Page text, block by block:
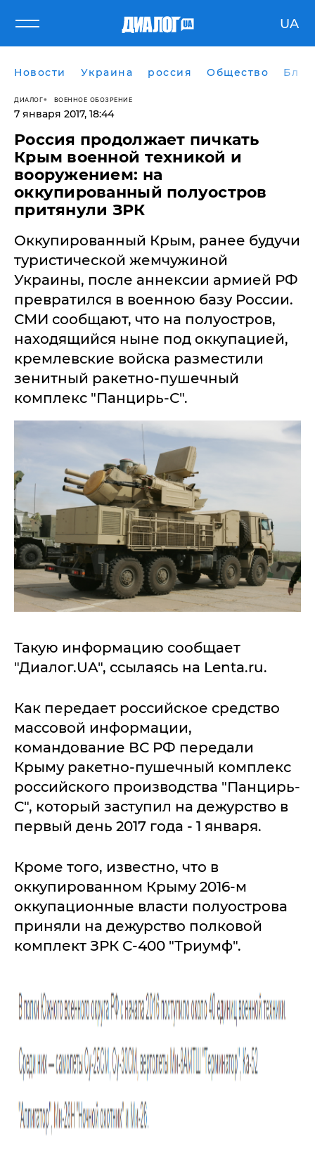
UA
Новости Украина россия Общество
ДИАЛОГ ВОЕННОЕ ОБОЗРЕНИЕ
7 января 2017, 18:44
Россия продолжает пичкать
Крым военной техникой и
вооружением: на
оккупированный полуостров
притянули ЗРК
Оккупированный Крым, ранее будучи
туристической жемчужиной
Украины, после аннексии армией РФ
превратился в военною базу России.
СМИ сообщают, что на полуостров,
находящийся ныне под оккупацией,
кремлевские войска разместили
зенитный ракетно-пушечный
комплекс "Панцирь-С".
Такую информацию сообщает
"Диалог.UA", ссылаясь на Lenta.ru.
Как передает российское средство
массовой информации,
командование ВС РФ передали
Крыму ракетно-пушечный комплекс
российского производства "Панцирь-
С", который заступил на дежурство в
первый день 2017 года - 1 января.
Кроме того, известно, что в
оккупированном Крыму 2016-м
оккупационные власти полуострова
приняли на дежурство полковой
комплект ЗРК С-400 "Триумф".